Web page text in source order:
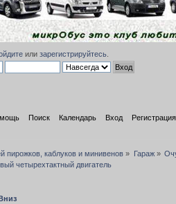
илизарегистрируйтесь
Поиск Календарь Вход Регистрация
пирожков, каблуков и минивенов » Гараж»
четырехтактный двигатель
Вниз